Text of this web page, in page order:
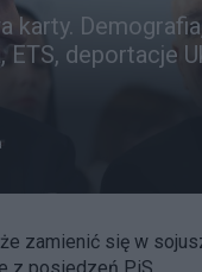
karty.
ETS, deportacje
zamienić się w